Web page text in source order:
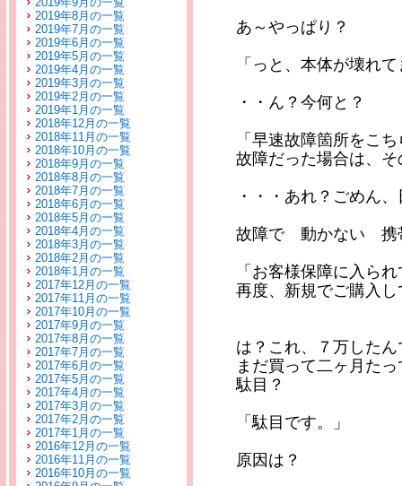
2019年8月の一覧
2019年7月の一覧
2019年6月の一覧
2019年5月の一覧
2019年4月の一覧
2019年3月の一覧
2019年2月の一覧
2019年1月の一覧
2018年12月の一覧
2018年11月の一覧
2018年10月の一覧
2018年9月の一覧
2018年8月の一覧
2018年7月の一覧
2018年6月の一覧
2018年5月の一覧
2018年4月の一覧
2018年3月の一覧
2018年2月の一覧
2018年1月の一覧
2017年12月の一覧
2017年11月の一覧
2017年10月の一覧
2017年9月の一覧
2017年8月の一覧
2017年7月の一覧
2017年6月の一覧
2017年5月の一覧
2017年4月の一覧
2017年3月の一覧
2017年2月の一覧
2017年1月の一覧
2016年12月の一覧
2016年11月の一覧
2016年10月の一覧
あ～やっぱり？
「っと、本体が壊れ
・・ん？今何と？
「早速故障箇所をこ
故障だった場合は、
・・・あれ？ごめん
故障で 動かない 携
「お客様保障に入ら
再度、新規でご購入
は？これ、７万した
まだ買って二ヶ月た
駄目？
「駄目です。」
原因は？